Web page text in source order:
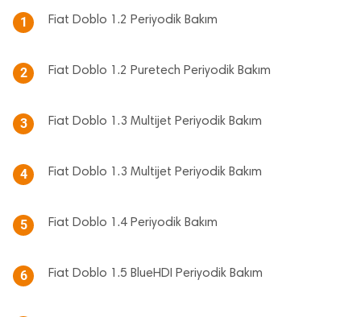
1 Fiat Doblo 1.2 Periyodik Bakım
2 Fiat Doblo 1.2 Puretech Periyodik Bakım
3 Fiat Doblo 1.3 Multijet Periyodik Bakım
4 Fiat Doblo 1.3 Multijet Periyodik Bakım
5 Fiat Doblo 1.4 Periyodik Bakım
6 Fiat Doblo 1.5 BlueHDI Periyodik Bakım